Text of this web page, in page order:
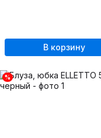
В корзину
%